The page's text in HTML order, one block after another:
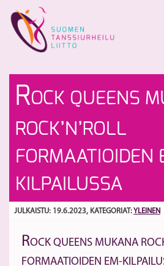
content
ROCK QUEENS
ROCK’N’ROLL
FORMAATIOIDEN
KILPAILUSSA
JULKAISTU: 19.6.2023, KATEGORIAT: YLEINEN
ROCK QUEENS MUKANA
FORMAATIOIDEN EM-